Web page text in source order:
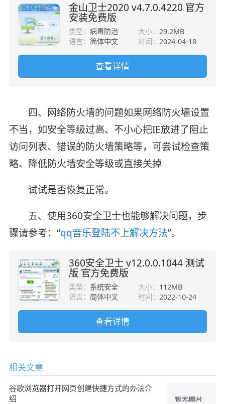
金山卫士2020 v4.7.0.4220 官方
安装免费版
类型：病毒防治 大小： 29.2MB
语言： 简体中文 时间： 2024-04-18
查看详情
四、网络防火墙的问题如果网络防火墙设置
不当，如安全等级过高、不小心把IE放进了阻止
访问列表、错误的防火墙策略等，可尝试检查策
略、降低防火墙安全等级或直接关掉
试试是否恢复正常。
五、使用360安全卫士也能够解决问题，步
骤请参考：“qq音乐登陆不上解决方法”。
360安全卫士 v12.0.0.1044 测试
版 官方免费版
类型： 系统安全 大小： 112MB
语言： 简体中文 时间： 2022-10-24
查看详情
相关文章
谷歌浏览器打开网页创建快捷方式的办法介
绍